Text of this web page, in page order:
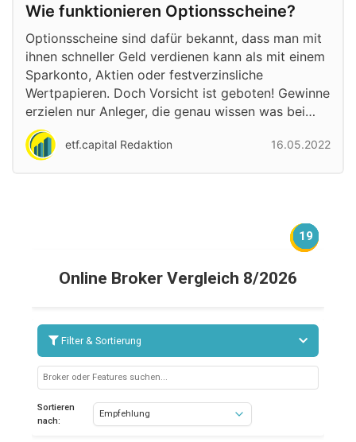
Wie funktionieren Optionsscheine?
Optionsscheine sind dafür bekannt, dass man mit
ihnen schneller Geld verdienen kann als mit einem
Sparkonto, Aktien oder festverzinsliche
Wertpapieren. Doch Vorsicht ist geboten! Gewinne
erzielen nur Anleger, die genau wissen was bei…
etf.capital Redaktion 16.05.2022